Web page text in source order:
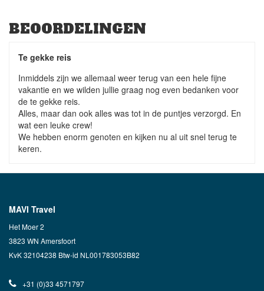
BEOORDELINGEN
Te gekke reis
Inmiddels zijn we allemaal weer terug van een hele fijne
vakantie en we wilden jullie graag nog even bedanken voor
de te gekke reis.
Alles, maar dan ook alles was tot in de puntjes verzorgd. En
wat een leuke crew!
We hebben enorm genoten en kijken nu al uit snel terug te
keren.
MAVI Travel
Het Moer 2
3823 WN Amersfoort
KvK 32104238 Btw-id NL001783053B82
+31 (0)33 4571797